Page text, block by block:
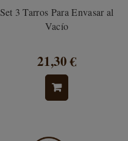
Set 3 Tarros Para Envasar al
Vacío
21,30 €